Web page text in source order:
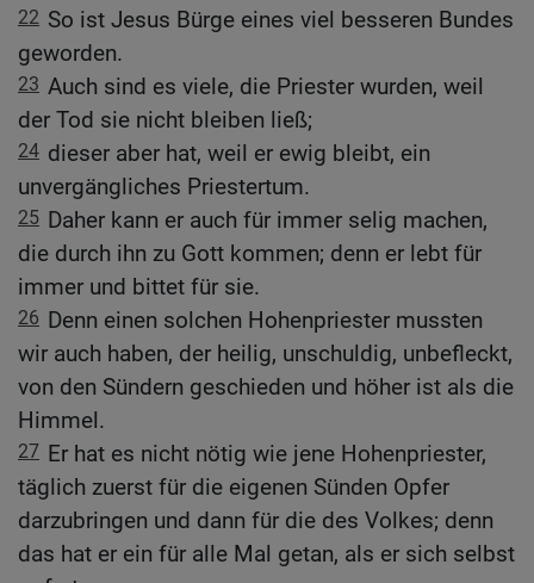
22 So ist Jesus Bürge eines viel besseren Bundes
geworden.
23 Auch sind es viele, die Priester wurden, weil
der Tod sie nicht bleiben ließ;
24 dieser aber hat, weil er ewig bleibt, ein
unvergängliches Priestertum.
25 Daher kann er auch für immer selig machen,
die durch ihn zu Gott kommen; denn er lebt für
immer und bittet für sie.
26 Denn einen solchen Hohenpriester mussten
wir auch haben, der heilig, unschuldig, unbefleckt,
von den Sündern geschieden und höher ist als die
Himmel.
27 Er hat es nicht nötig wie jene Hohenpriester,
täglich zuerst für die eigenen Sünden Opfer
darzubringen und dann für die des Volkes; denn
das hat er ein für alle Mal getan, als er sich selbst